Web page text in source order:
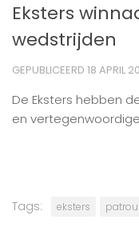
Eksters
wedstrijden
GEPUBLICEERD 18 APRIL
De Eksters‬ hebben
en
Tags: eksters